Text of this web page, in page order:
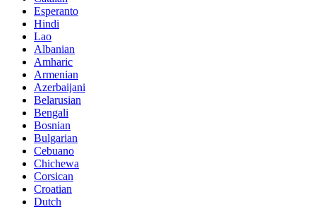
Esperanto
Hindi
Lao
Albanian
Amharic
Armenian
Azerbaijani
Belarusian
Bengali
Bosnian
Bulgarian
Cebuano
Chichewa
Corsican
Croatian
Dutch